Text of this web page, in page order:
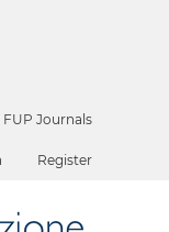
FUP Journals
Register